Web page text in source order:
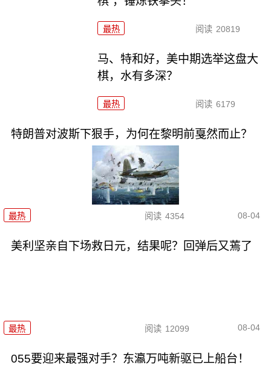
最热 阅读 20819
马、特和好，美中期选举这盘大
棋，水有多深？
最热 阅读 6179
特朗普对波斯下狠手，为何在黎明前戛然而止？
最热 阅读 4354 08-04
美利坚亲自下场救日元，结果呢？回弹后又蔫了
最热 阅读 12099 08-04
055要迎来最强对手？东瀛万吨新驱已上船台！